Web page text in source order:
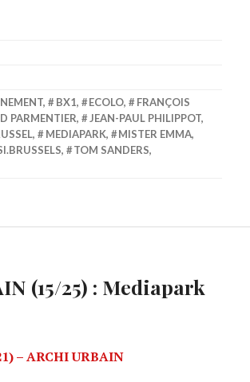
, BX1, ECOLO,
FRANÇOIS
PARMENTIER, JEAN-PAUL PHILIPPOT,
, MEDIAPARK, MISTER EMMA,
, TOM SANDERS,
(15/25) : Mediapark
– ARCHI URBAIN